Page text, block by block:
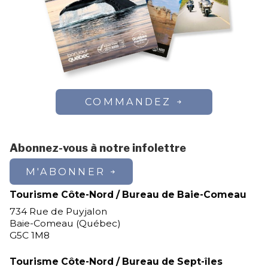
COMMANDEZ
Abonnez-vous à notre infolettre
M'ABONNER
Tourisme Côte-Nord / Bureau de Baie-Comeau
734 Rue de Puyjalon
Baie-Comeau (Québec)
G5C 1M8
Tourisme Côte-Nord / Bureau de Sept-îles